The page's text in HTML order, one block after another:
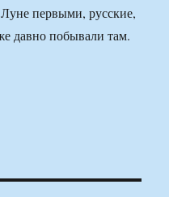
первыми, русские,
давно побывали там.